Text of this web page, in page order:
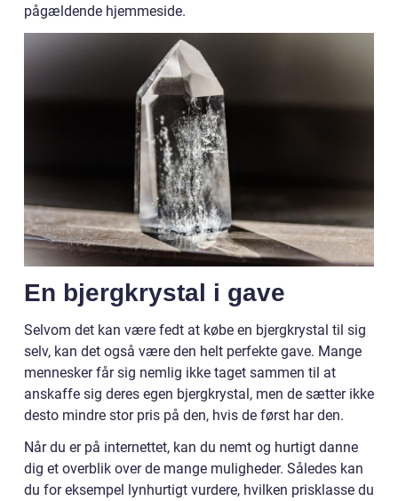
pågældende hjemmeside.
En bjergkrystal i gave
Selvom det kan være fedt at købe en bjergkrystal til sig
selv, kan det også være den helt perfekte gave. Mange
mennesker får sig nemlig ikke taget sammen til at
anskaffe sig deres egen bjergkrystal, men de sætter ikke
desto mindre stor pris på den, hvis de først har den.
Når du er på internettet, kan du nemt og hurtigt danne
dig et overblik over de mange muligheder. Således kan
du for eksempel lynhurtigt vurdere, hvilken prisklasse du